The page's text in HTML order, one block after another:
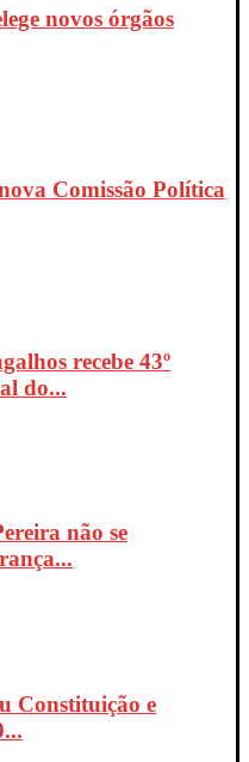
novos órgãos
Comissão Política
recebe 43º
do...
não se
Constituição e